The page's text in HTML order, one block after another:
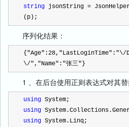
string jsonString =
(p);
序列化结果：
{"Age" :28, "LastLoginTime" : "\/
\/" , "Name" : "张三"}
1 、在后台使用正则表达式对其替
using System;
using
using System.Linq;